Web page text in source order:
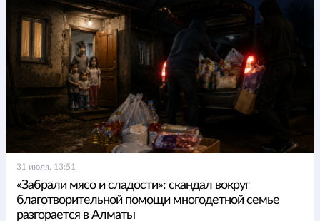
31 июля, 13:51
«Забрали мясо и сладости»: скандал вокруг
благотворительной помощи многодетной семье
разгорается в Алматы